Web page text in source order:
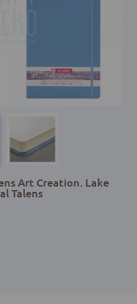
Art Creation. Lake
Talens